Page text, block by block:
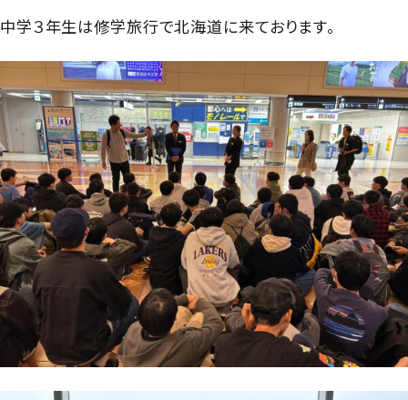
日本大学について
数字で見る豊山
年間行事
制服紹介
部活動
豊山生の一日
生徒座談会
学校案内パンフレット
学則
特進コース
スポーツコース
年間行事
制服紹介
部活動
生徒座談会
学校案内パンフレット
進路指導
進学実績
合格者インタビュー
進路新聞Compass
活躍するOB
中学３年生は修学旅行で北海道に来ております。